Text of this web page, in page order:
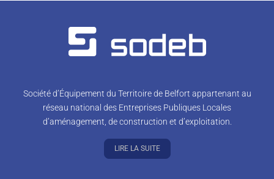
Société d’Équipement du Territoire de Belfort appartenant au
réseau national des Entreprises Publiques Locales
d’aménagement, de construction et d’exploitation.
LIRE LA SUITE